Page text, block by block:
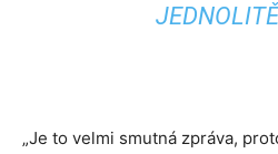
„Je to velmi smutná zpráva,